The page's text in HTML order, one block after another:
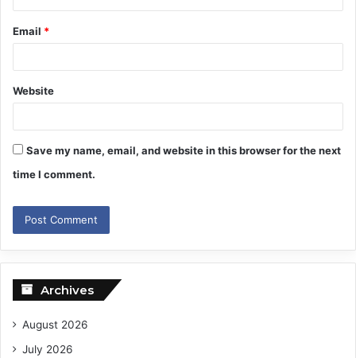
Email *
Website
Save my name, email, and website in this browser for the next
time I comment.
Archives
August 2026
July 2026